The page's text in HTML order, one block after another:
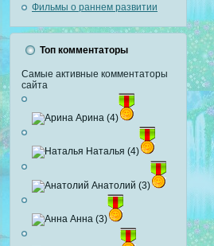
Фильмы о раннем развитии
Топ комментаторы
Самые активные комментаторы
сайта
Арина (4)
Наталья (4)
Анатолий (3)
Анна (3)